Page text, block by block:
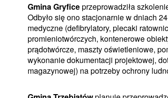
Gmina Gryficeprzeprowadziła
Odbyło się ono stacjonarnie w dniach
medyczne (defibrylatory, plecaki
promieniotwórczych, kontenerowe
prądotwórcze, maszty oświetleniowe,
wykonanie dokumentacji projektowej,
magazynowej) na potrzeby ochrony